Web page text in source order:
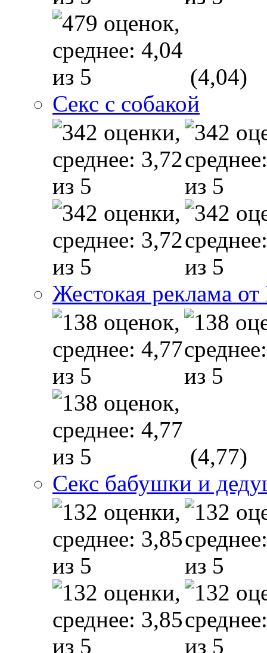
(4,04)
Секс с собакой
Жестокая реклама
(4,77)
Секс бабушки и